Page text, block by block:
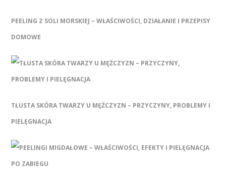
PEELING Z SOLI MORSKIEJ – WŁAŚCIWOŚCI, DZIAŁANIE I PRZEPISY
DOMOWE
TŁUSTA SKÓRA TWARZY U MĘŻCZYZN – PRZYCZYNY, PROBLEMY I
PIELĘGNACJA